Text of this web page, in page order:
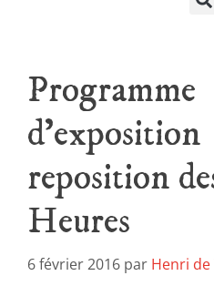
Programme
reposition
Heures
6 février 2016 par Henri de